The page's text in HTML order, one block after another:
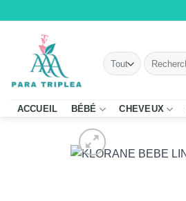
contenu
Recherche
pour :
ACCUEIL BÉBÉ CHEVEUX